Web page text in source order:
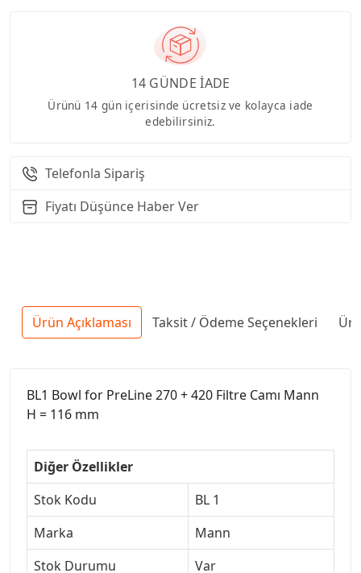
14 GÜNDE İADE
Ürünü 14 gün içerisinde ücretsiz ve kolayca iade
edebilirsiniz.
Telefonla Sipariş
Fiyatı Düşünce Haber Ver
Ürün Açıklaması Taksit / Ödeme Seçenekleri
BL1 Bowl for PreLine 270 + 420 Filtre Camı Mann
H = 116 mm
Diğer Özellikler
Stok Kodu
BL 1
Marka
Mann
Stok Durumu
Var